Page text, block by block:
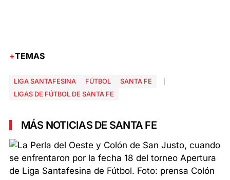
TEMAS
LIGA SANTAFESINA FÚTBOL
SANTA FE
LIGAS DE FÚTBOL DE SANTA FE
MÁS NOTICIAS DE SANTA FE